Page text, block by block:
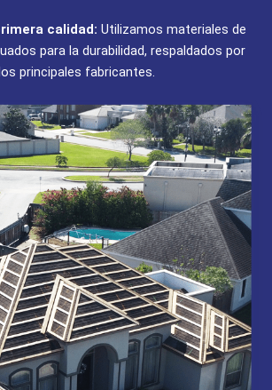
calidad: Utilizamos materiales de
para la durabilidad, respaldados por
principales fabricantes.